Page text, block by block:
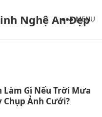
Nghệ An Đẹp
MENU
Làm Gì Nếu Trời Mưa
Chụp Ảnh Cưới?